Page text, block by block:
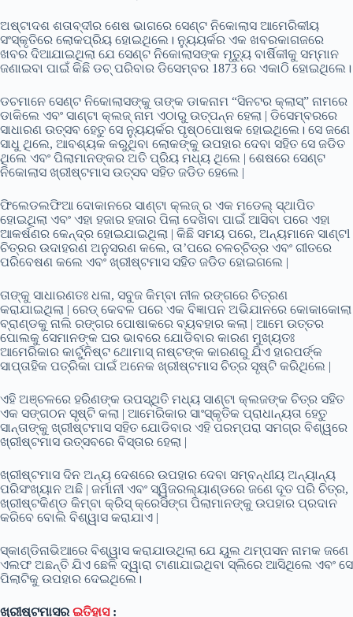
ଅଷ୍ଟାଦଶ ଶତାବ୍ଦୀର ଶେଷ ଭାଗରେ ସେଣ୍ଟ ନିକୋଲାସ ଆମେରିକୀୟ
ସଂସ୍କୃତିରେ ଲୋକପ୍ରିୟ ହୋଇଥିଲେ। ନ୍ୟୁୟର୍କର ଏକ ଖବରକାଗଜରେ
ଖବର ଦିଆଯାଇଥିଲା ଯେ ସେଣ୍ଟ ନିକୋଲାସଙ୍କ ମୃତ୍ୟୁ ବାର୍ଷିକୀକୁ ସମ୍ମାନ
ଜଣାଇବା ପାଇଁ କିଛି ଡଚ୍ ପରିବାର ଡିସେମ୍ବର 1873 ରେ ଏକାଠି ହୋଇଥିଲେ।
ଡଚମାନେ ସେଣ୍ଟ ନିକୋଲାସଙ୍କୁ ତାଙ୍କ ଡାକନାମ “ସିନଟର କ୍ଲାସ୍” ନାମରେ
ଡାକିଲେ ଏବଂ ସାଣ୍ଟା କ୍ଲଜ୍ ନାମ ଏଠାରୁ ଉତ୍ପନ୍ନ ହେଲା | ଡିସେମ୍ବରରେ
ସାଧାରଣ ଉତ୍ସବ ହେତୁ ସେ ନ୍ୟୁୟର୍କର ପୃଷ୍ଠପୋଷକ ହୋଇଥିଲେ। ସେ ଜଣେ
ସାଧୁ ଥିଲେ, ଆବଶ୍ୟକ କରୁଥିବା ଲୋକଙ୍କୁ ଉପହାର ଦେବା ସହିତ ସେ ଜଡିତ
ଥିଲେ ଏବଂ ପିଲାମାନଙ୍କର ଅତି ପ୍ରିୟ ମଧ୍ୟ ଥିଲେ | ଶେଷରେ ସେଣ୍ଟ
ନିକୋଲାସ ଖ୍ରୀଷ୍ଟମାସ ଉତ୍ସବ ସହିତ ଜଡିତ ହେଲେ |
ଫିଲେଡଲଫିଆ ଦୋକାନରେ ସାଣ୍ଟା କ୍ଲଜ୍ ର ଏକ ମଡେଲ୍ ସ୍ଥାପିତ
ହୋଇଥିଲା ଏବଂ ଏହା ହଜାର ହଜାର ପିଲା ଦେଖିବା ପାଇଁ ଆସିବା ପରେ ଏହା
ଆକର୍ଷଣର କେନ୍ଦ୍ର ହୋଇଯାଇଥିଲା | କିଛି ସମୟ ପରେ, ଅନ୍ୟମାନେ ସାଣ୍ଟl
ଚିତ୍ରର ଉଦାହରଣ ଅନୁସରଣ କଲେ, ତା’ପରେ ଚଳଚ୍ଚିତ୍ର ଏବଂ ଗୀତରେ
ପରିବେଷଣ କଲେ ଏବଂ ଖ୍ରୀଷ୍ଟମାସ ସହିତ ଜଡିତ ହୋଇଗଲେ |
ତାଙ୍କୁ ସାଧାରଣତଃ ଧଳା, ସବୁଜ କିମ୍ବା ନୀଳ ରଙ୍ଗରେ ଚିତ୍ରଣ
କରାଯାଇଥିଲା | ରେଡ୍ କେବଳ ପରେ ଏକ ବିଜ୍ଞାପନ ଅଭିଯାନରେ କୋକାକୋଲା
ବ୍ରାଣ୍ଡକୁ ନାଲି ରଙ୍ଗର ପୋଷାକରେ ବ୍ୟବହାର କଲା | ଆମେ ଉତ୍ତର
ପୋଲକୁ ସେମାନଙ୍କ ଘର ଭାବରେ ଯୋଡିବାର କାରଣ ମୁଖ୍ୟତଃ
ଆମେରିକାର କାର୍ଟୁନିଷ୍ଟ ଥୋମାସ୍ ନାଷ୍ଟଙ୍କ କାରଣରୁ ଯିଏ ହାରପର୍ଙ୍କ
ସାପ୍ତାହିକ ପତ୍ରିକା ପାଇଁ ଅନେକ ଖ୍ରୀଷ୍ଟମାସ ଚିତ୍ର ସୃଷ୍ଟି କରିଥିଲେ |
ଏହି ଅଞ୍ଚଳରେ ହରିଣଙ୍କ ଉପସ୍ଥିତି ମଧ୍ୟ ସାଣ୍ଟା କ୍ଲଜଙ୍କ ଚିତ୍ର ସହିତ
ଏକ ସଙ୍ଗଠନ ସୃଷ୍ଟି କଲା | ଆମେରିକାର ସାଂସ୍କୃତିକ ପ୍ରାଧାନ୍ୟତା ହେତୁ
ସାନ୍ତାଙ୍କୁ ଖ୍ରୀଷ୍ଟମାସ ସହିତ ଯୋଡିବାର ଏହି ପରମ୍ପରା ସମଗ୍ର ବିଶ୍ୱରେ
ଖ୍ରୀଷ୍ଟମାସ ଉତ୍ସବରେ ବିସ୍ତାର ହେଲା |
ଖ୍ରୀଷ୍ଟମାସ ଦିନ ଅନ୍ୟ ଦେଶରେ ଉପହାର ଦେବା ସମ୍ବନ୍ଧୀୟ ଅନ୍ୟାନ୍ୟ
ପରିସଂଖ୍ୟାନ ଅଛି | ଜର୍ମାନୀ ଏବଂ ସ୍ୱିଜରଲ୍ୟାଣ୍ଡରେ ଜଣେ ଦୂତ ପରି ଚିତ୍ର,
ଖ୍ରୀଷ୍ଟକିଣ୍ଡ କିମ୍ବା କ୍ରିସ୍ କ୍ରେସିଙ୍ଗ ପିଲାମାନଙ୍କୁ ଉପହାର ପ୍ରଦାନ
କରିବେ ବୋଲି ବିଶ୍ୱାସ କରାଯାଏ |
ସ୍କାଣ୍ଡିନାଭିଆରେ ବିଶ୍ୱାସ କରାଯାଉଥିଲା ଯେ ୟୁଲ ଥମ୍ପସନ ନାମକ ଜଣେ
ଏଲଫ ଅଛନ୍ତି ଯିଏ ଛେଳି ଦ୍ୱାରା ଟାଣାଯାଇଥିବା ସ୍ଲିରେ ଆସିଥିଲେ ଏବଂ ସେ
ପିଲାଟିକୁ ଉପହାର ଦେଇଥିଲେ।
ଖ୍ରୀଷ୍ଟମାସର ଇତିହାସ :